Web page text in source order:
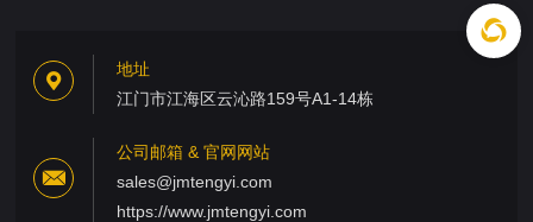
地址
江门市江海区云沁路159号A1-14栋
公司邮箱 & 官网网站
sales@jmtengyi.com
https://www.jmtengyi.com